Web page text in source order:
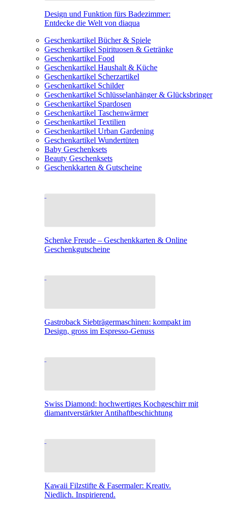
Design und Funktion fürs Badezimmer:
Entdecke die Welt von diaqua
Geschenkartikel Bücher & Spiele
Geschenkartikel Spirituosen & Getränke
Geschenkartikel Food
Geschenkartikel Haushalt & Küche
Geschenkartikel Scherzartikel
Geschenkartikel Schilder
Geschenkartikel Schlüsselanhänger & Glücksbringer
Geschenkartikel Spardosen
Geschenkartikel Taschenwärmer
Geschenkartikel Textilien
Geschenkartikel Urban Gardening
Geschenkartikel Wundertüten
Baby Geschenksets
Beauty Geschenksets
Geschenkkarten & Gutscheine
Schenke Freude – Geschenkkarten & Online
Geschenkgutscheine
Gastroback Siebträgermaschinen: kompakt im
Design, gross im Espresso-Genuss
Swiss Diamond: hochwertiges Kochgeschirr mit
diamantverstärkter Antihaftbeschichtung
Kawaii Filzstifte & Fasermaler: Kreativ.
Niedlich. Inspirierend.